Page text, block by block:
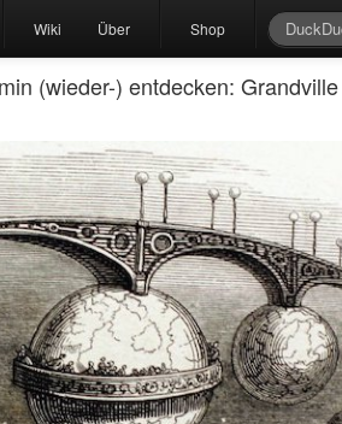
Wiki Über Shop
(wieder-) entdecken: